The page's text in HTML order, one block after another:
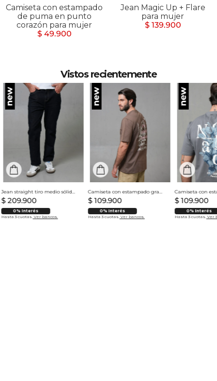
Camiseta con estampado
de puma en punto
corazón para mujer
$ 49.900
Jean Magic Up + Flare
para mujer
$ 139.900
Vistos recientemente
Jean straight tiro medio sólido para hombre
$ 209.900
0% Interés
Hasta 3 cuotas. Ver bancos.
Camiseta con estampado grande en espalda para hombre
$ 109.900
0% Interés
Hasta 3 cuotas. Ver bancos.
$ 109.900
0% Interés
Hasta 3 cuotas. Ver